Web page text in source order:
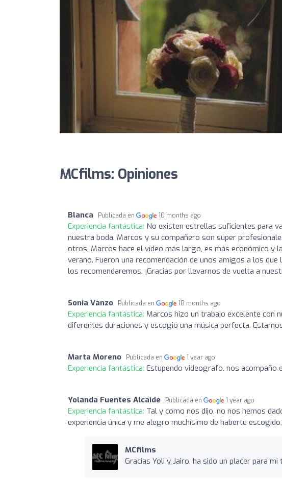
MCfilms: Opiniones
Blanca Publicada en 10 months ago
Experiencia fantástica: No existen estrellas suficientes para
nuestra boda. Marcos y su compañero son súper
otros, Marcos hace el vídeo más largo, es más económico y
verano. Fueron una recomendación de unos amigos a los
los recomendaremos. ¡Gracias por llevarnos de vuelta a
Sonia Vanzo Publicada en 10 months ago
Experiencia fantástica: Marcos hizo un trabajo excelente con
diferentes duraciones y escogió una música perfecta.
Marta Moreno Publicada en 1 year ago
Experiencia fantástica: Estupendo videografo, nos acompaño
Yolanda Fuentes Alcaide Publicada en 1 year ago
Experiencia fantástica: Tal y como nos dijo, no nos hemos
experiencia única y me alegro muchísimo de haberte
MCfilms
Gracias Yoli y Jairo, ha sido un placer para mi